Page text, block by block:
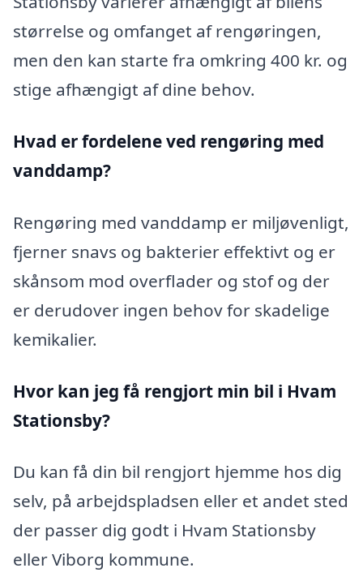
størrelse og omfanget af rengøringen,
men den kan starte fra omkring 400 kr. og
stige afhængigt af dine behov.
Hvad er fordelene ved rengøring med
vanddamp?
Rengøring med vanddamp er miljøvenligt,
fjerner snavs og bakterier effektivt og er
skånsom mod overflader og stof og der
er derudover ingen behov for skadelige
kemikalier.
Hvor kan jeg få rengjort min bil i Hvam
Stationsby?
Du kan få din bil rengjort hjemme hos dig
selv, på arbejdspladsen eller et andet sted
der passer dig godt i Hvam Stationsby
eller Viborg kommune.